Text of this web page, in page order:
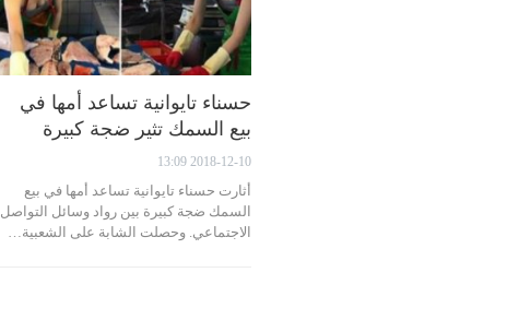
حسناء تايوانية تساعد أمها في
بيع السمك تثير ضجة كبيرة
2018-12-10 13:09
أثارت حسناء تايوانية تساعد أمها في بيع
السمك ضجة كبيرة بين رواد وسائل التواصل
الاجتماعي. وحصلت الشابة على الشعبية…